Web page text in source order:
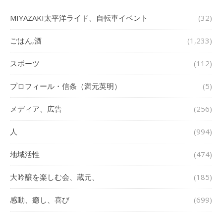
MIYAZAKI太平洋ライド、自転車イベント (32)
ごはん,酒 (1,233)
スポーツ (112)
プロフィール・信条（満元英明） (5)
メディア、広告 (256)
人 (994)
地域活性 (474)
大吟醸を楽しむ会、蔵元、 (185)
感動、癒し、喜び (699)